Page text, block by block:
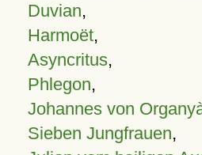
Duvian,
Harmoët,
Asyncritus,
Phlegon,
Johannes von
Sieben Jungfrauen,